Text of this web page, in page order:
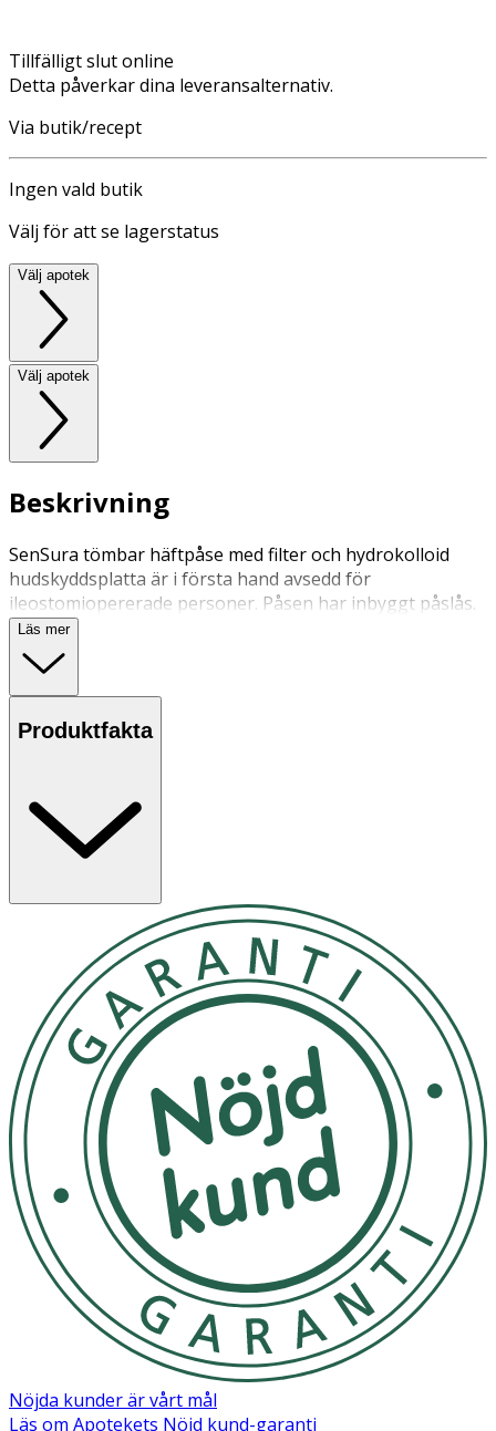
Tillfälligt slut online
Detta påverkar dina leveransalternativ.
Via butik/recept
Ingen vald butik
Välj för att se lagerstatus
Välj apotek
Välj apotek
Beskrivning
SenSura tömbar häftpåse med filter och hydrokolloid
hudskyddsplatta är i första hand avsedd för
ileostomiopererade personer. Påsen har inbyggt påslås.
Läs mer
Produktfakta
Nöjda kunder är vårt mål
Läs om Apotekets Nöjd kund-garanti